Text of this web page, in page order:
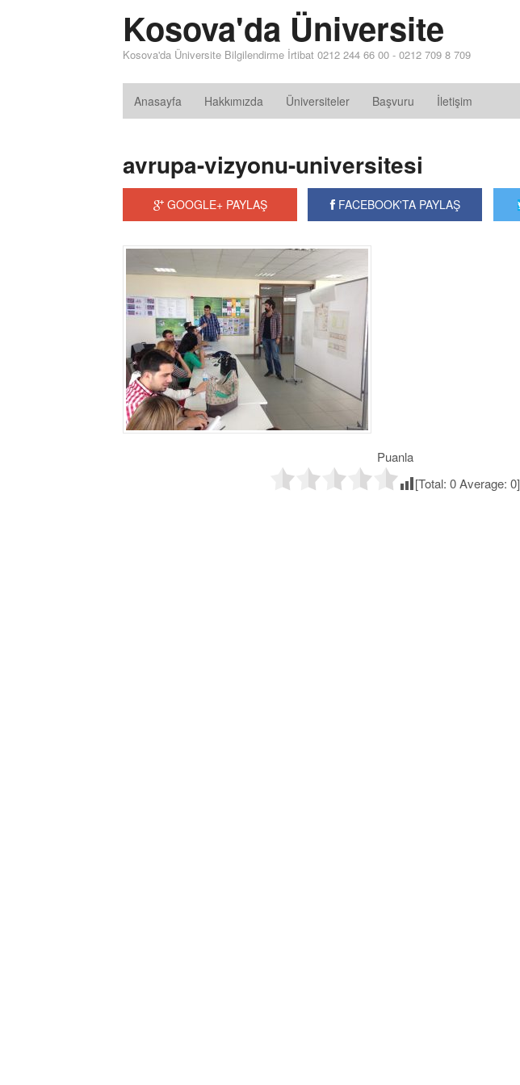
Kosova'da Üniversite
Kosova'da Üniversite Bilgilendirme İrtibat 0212 244 66 00 - 0212 709 8 709
Anasayfa Hakkımızda Üniversiteler Başvuru İletişim
avrupa-vizyonu-universitesi
GOOGLE+ PAYLAŞ FACEBOOK'TA PAYLAŞ
Puanla
[Total:0Average:0]